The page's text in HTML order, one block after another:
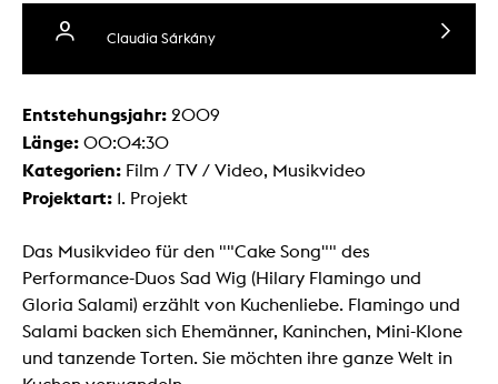
Claudia Sárkány
Entstehungsjahr: 2009
Länge: 00:04:30
Kategorien: Film / TV / Video, Musikvideo
Projektart: 1. Projekt
Das Musikvideo für den ""Cake Song"" des
Performance-Duos Sad Wig (Hilary Flamingo und
Gloria Salami) erzählt von Kuchenliebe. Flamingo und
Salami backen sich Ehemänner, Kaninchen, Mini-Klone
und tanzende Torten. Sie möchten ihre ganze Welt in